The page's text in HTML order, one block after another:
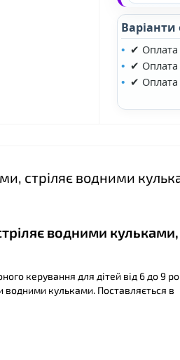
✔ Оплата
✔ Оплата
✔ Оплата
стріляє водними
водними
керування для дітей від 6 до 9
кульками. Поставляється в